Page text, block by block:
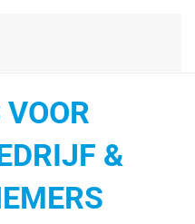
&